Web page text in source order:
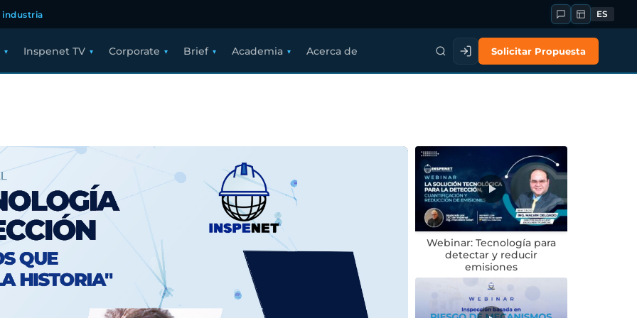
industria ES
Inspenet TV Corporate Brief Academia Acerca de Solicitar Propuesta
Webinar: Tecnología para
detectar y reducir
emisiones